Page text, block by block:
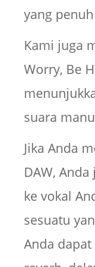
yang
Kami juga
Worry, Be
suara
Jika Anda
DAW,
ke vokal
sesuatu
Anda